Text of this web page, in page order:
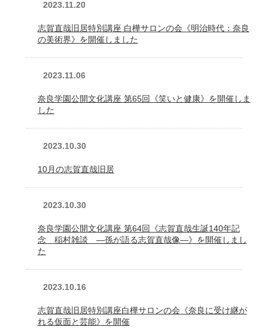
2023.11.20
志賀直哉旧居特別講座 白樺サロンの会《明治時代：奈良
の美術界》を開催しました
2023.11.06
奈良学園公開文化講座 第65回《笑いと健康》を開催しま
した
2023.10.30
10月の志賀直哉旧居
2023.10.30
奈良学園公開文化講座 第64回《志賀直哉生誕140年記
念 稲村雑談 ―孫が語る志賀直哉像―》を開催しまし
た
2023.10.16
志賀直哉旧居特別講座白樺サロンの会《奈良に受け継が
れる仮面と芸能》を開催